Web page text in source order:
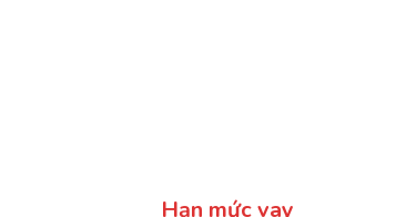
Hạn mức vay